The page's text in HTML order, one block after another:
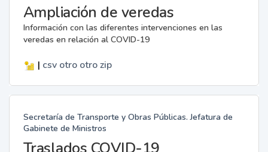
Ampliación de veredas
Información con las diferentes intervenciones en las
veredas en relación al COVID-19
| csv otro otro zip
Secretaría de Transporte y Obras Públicas. Jefatura de
Gabinete de Ministros